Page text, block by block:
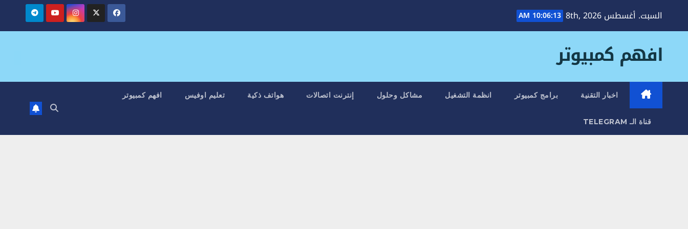
السبت. أغسطس 8th, 2026 10:06:13 AM
افهم كمبيوتر
اخبار التقنية برامج كمبيوتر انظمة التشغيل مشاكل وحلول إنترنت اتصالات هواتف ذكية تعليم اوفيس افهم كمبيوتر
قناة الـ TELEGRAM